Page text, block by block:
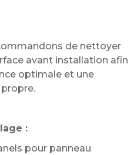
de nettoyer
avant installation afin
optimale et une
:
pour panneau